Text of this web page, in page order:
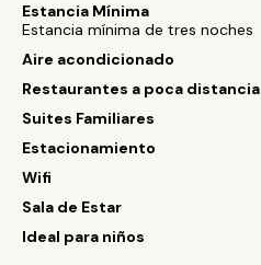
Estancia Mínima
Estancia mínima de tres noches
Aire acondicionado
Restaurantes a poca distancia
Suites Familiares
Estacionamiento
Wifi
Sala de Estar
Ideal para niños